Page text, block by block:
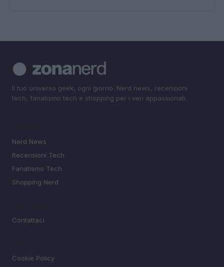
Il tuo universo geek, ogni giorno. Nerd news, recensioni
tech, fanatismo tech e shopping per i veri appassionati.
Nerd News
Recensioni Tech
Fanatismo Tech
Shopping Nerd
Contattaci
Cookie Policy